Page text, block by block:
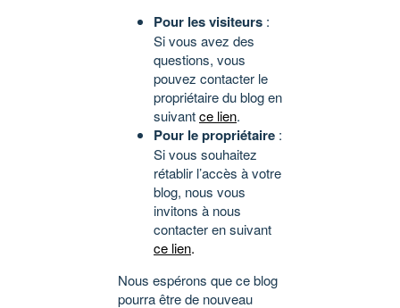
Pour les visiteurs :
Si vous avez des
questions, vous
pouvez contacter le
propriétaire du blog en
suivantce lien.
Pour le propriétaire :
Si vous souhaitez
rétablir l’accès à votre
blog, nous vous
invitons à nous
contacter en suivant
ce lien.
Nous espérons que ce blog
pourra être de nouveau